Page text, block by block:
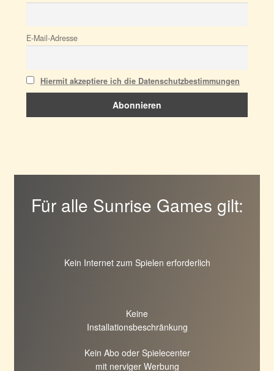
E-Mail-Adresse
Hiermit akzeptiere ich die Datenschutzbestimmungen
Für alle Sunrise Games gilt:
Kein Internet zum Spielen erforderlich
Keine
Installationsbeschränkung
Kein Abo oder Spielecenter
mit nerviger Werbung